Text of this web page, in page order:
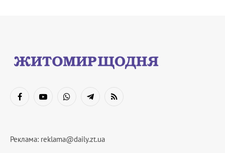
FacebookYouTubeWhatsAppTelegramRSS
Реклама: reklama@daily.zt.ua